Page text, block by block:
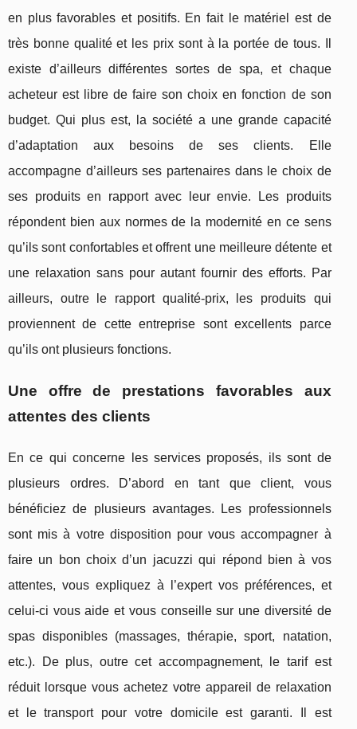
en plus favorables et positifs. En fait le matériel est de
très bonne qualité et les prix sont à la portée de tous. Il
existe d’ailleurs différentes sortes de spa, et chaque
acheteur est libre de faire son choix en fonction de son
budget. Qui plus est, la société a une grande capacité
d’adaptation aux besoins de ses clients. Elle
accompagne d’ailleurs ses partenaires dans le choix de
ses produits en rapport avec leur envie. Les produits
répondent bien aux normes de la modernité en ce sens
qu’ils sont confortables et offrent une meilleure détente et
une relaxation sans pour autant fournir des efforts. Par
ailleurs, outre le rapport qualité-prix, les produits qui
proviennent de cette entreprise sont excellents parce
qu’ils ont plusieurs fonctions.
Une offre de prestations favorables aux
attentes des clients
En ce qui concerne les services proposés, ils sont de
plusieurs ordres. D’abord en tant que client, vous
bénéficiez de plusieurs avantages. Les professionnels
sont mis à votre disposition pour vous accompagner à
faire un bon choix d’un jacuzzi qui répond bien à vos
attentes, vous expliquez à l’expert vos préférences, et
celui-ci vous aide et vous conseille sur une diversité de
spas disponibles (massages, thérapie, sport, natation,
etc.). De plus, outre cet accompagnement, le tarif est
réduit lorsque vous achetez votre appareil de relaxation
et le transport pour votre domicile est garanti. Il est